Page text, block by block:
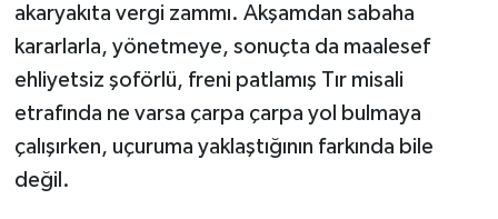
akaryakıta vergi zammı. Akşamdan sabaha
kararlarla, yönetmeye, sonuçta da maalesef
ehliyetsiz şoförlü, freni patlamış Tır misali
etrafında ne varsa çarpa çarpa yol bulmaya
çalışırken, uçuruma yaklaştığının farkında bile
değil.